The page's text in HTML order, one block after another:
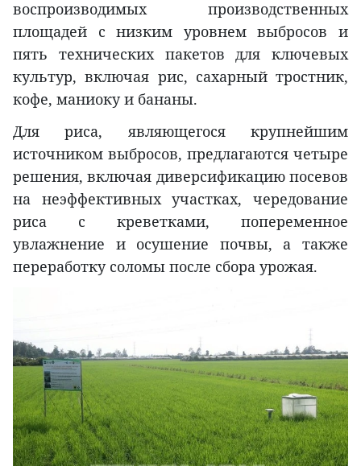
воспроизводимых производственных
площадей с низким уровнем выбросов и
пять технических пакетов для ключевых
культур, включая рис, сахарный тростник,
кофе, маниоку и бананы.
Для риса, являющегося крупнейшим
источником выбросов, предлагаются четыре
решения, включая диверсификацию посевов
на неэффективных участках, чередование
риса с креветками, попеременное
увлажнение и осушение почвы, а также
переработку соломы после сбора урожая.